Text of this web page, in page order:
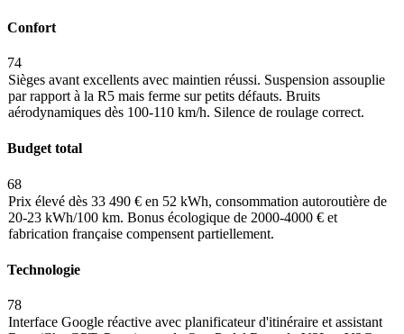
Confort
74
Sièges avant excellents avec maintien réussi. Suspension assouplie
par rapport à la R5 mais ferme sur petits défauts. Bruits
aérodynamiques dès 100-110 km/h. Silence de roulage correct.
Budget total
68
Prix élevé dès 33 490 € en 52 kWh, consommation autoroutière de
20-23 kWh/100 km. Bonus écologique de 2000-4000 € et
fabrication française compensent partiellement.
Technologie
78
Interface Google réactive avec planificateur d'itinéraire et assistant